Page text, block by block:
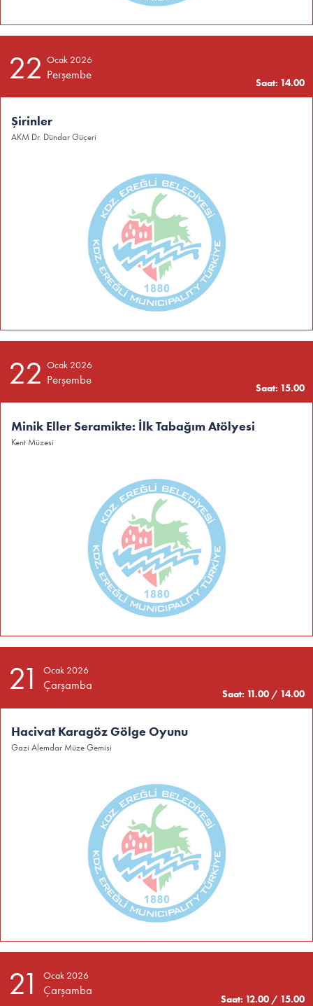
22 Ocak 2026
Perşembe
Saat: 14.00
Şirinler
AKM Dr. Dündar Güçeri
22 Ocak 2026
Perşembe
Saat: 15.00
Minik Eller Seramikte: İlk Tabağım Atölyesi
Kent Müzesi
21 Ocak 2026
Çarşamba
Saat: 11.00 / 14.00
Hacivat Karagöz Gölge Oyunu
Gazi Alemdar Müze Gemisi
21 Ocak 2026
Çarşamba
Saat: 12.00 / 15.00